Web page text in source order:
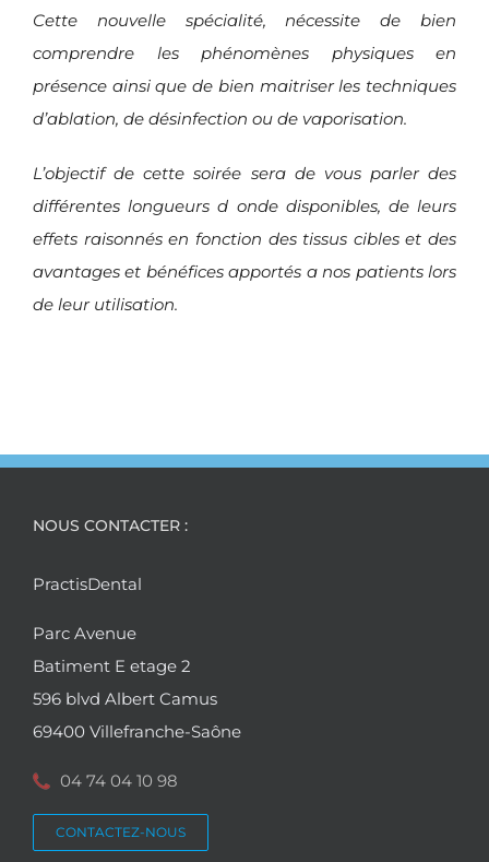
Cette nouvelle spécialité, nécessite de bien
comprendre les phénomènes physiques en
présence ainsi que de bien maitriser les techniques
d’ablation, de désinfection ou de vaporisation.
L’objectif de cette soirée sera de vous parler des
différentes longueurs d onde disponibles, de leurs
effets raisonnés en fonction des tissus cibles et des
avantages et bénéfices apportés a nos patients lors
de leur utilisation.
NOUS CONTACTER :
PractisDental
Parc Avenue
Batiment E etage 2
596 blvd Albert Camus
69400 Villefranche-Saône
04 74 04 10 98
CONTACTEZ-NOUS